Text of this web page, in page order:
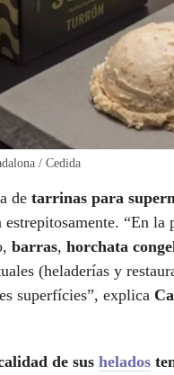
/ Cedida
de tarrinas para
“En la
barras, horchata
(heladerías y
superfícies”, explica
de sus helados